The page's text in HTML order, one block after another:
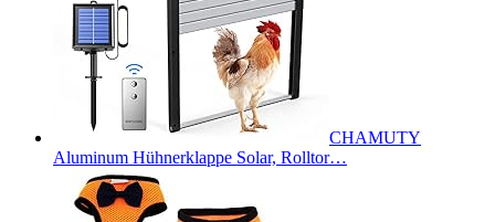
CHAMUTY
Aluminum Hühnerklappe Solar, Rolltor…